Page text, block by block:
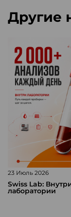
Другие
23 Июль 2026
Swiss Lab:
лаборатории